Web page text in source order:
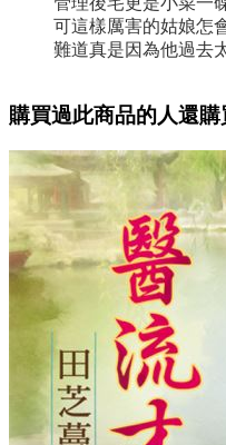
可這樣厲害的姑娘怎
難道真是因為他過去
購買過此商品的人還購